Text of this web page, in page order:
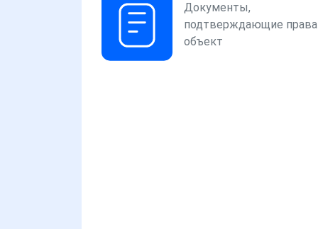
Документы,
подтверждающие права
объект